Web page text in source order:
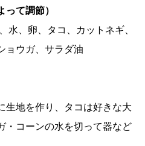
て調節）
、卵、タコ、カットネギ、
ョウガ、サラダ油
生地を作り、タコは好きな大
・コーンの水を切って器など